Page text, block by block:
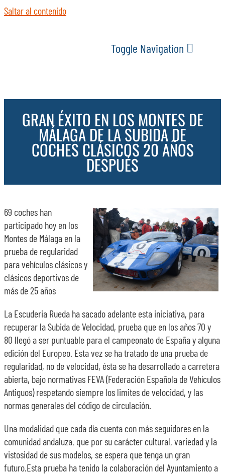
Saltar al contenido
Toggle Navigation
ACTUALIDAD
SERVICIOS
EVENTOS
ESPACIOS
SOBRE NOSOTROS
TRANSPARENCIA
GRAN ÉXITO EN LOS MONTES DE
MÁLAGA DE LA SUBIDA DE
COCHES CLÁSICOS 20 AÑOS
DESPUÉS
69 coches han
participado hoy en los
Montes de Málaga en la
prueba de regularidad
para vehículos clásicos y
clásicos deportivos de
más de 25 años
La Escuderia Rueda ha sacado adelante esta iniciativa, para
recuperar la Subida de Velocidad, prueba que en los años 70 y
80 llegó a ser puntuable para el campeonato de España y alguna
edición del Europeo. Esta vez se ha tratado de una prueba de
regularidad, no de velocidad, ésta se ha desarrollado a carretera
abierta, bajo normativas FEVA (Federación Española de Vehículos
Antiguos) respetando siempre los limites de velocidad, y las
normas generales del código de circulación.
Una modalidad que cada día cuenta con más seguidores en la
comunidad andaluza, que por su carácter cultural, variedad y la
vistosidad de sus modelos, se espera que tenga un gran
futuro.Esta prueba ha tenido la colaboración del Ayuntamiento a